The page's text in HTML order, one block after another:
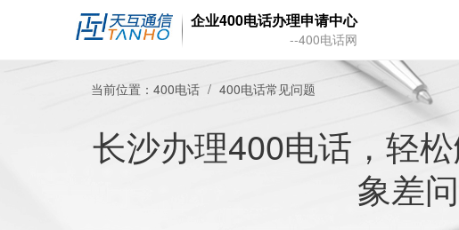
企业400电话办理申请中心
--400电话网
当前位置： 400电话 400电话常见问题
长沙办理400电话，轻
象差